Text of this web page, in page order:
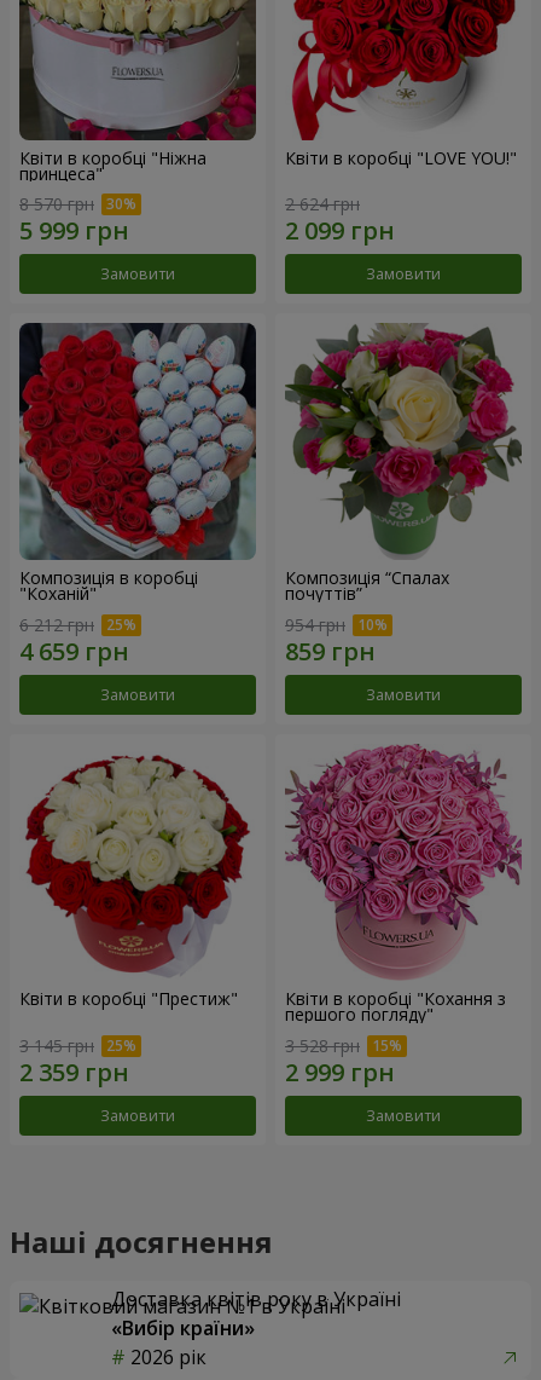
Квіти в коробці "Ніжна
принцеса"
8 570 грн
Замовити
Квіти в коробці "LOVE YOU!"
2 624 грн
Замовити
Композиція в коробці
"Коханій"
6 212 грн
Замовити
Композиція “Спалах
почуттів”
954 грн
Замовити
Квіти в коробці "Престиж"
3 145 грн
Замовити
Квіти в коробці "Кохання з
першого погляду"
3 528 грн
Замовити
Наші досягнення
Доставка квітів року в Україні
«Вибір країни»
2026 рік